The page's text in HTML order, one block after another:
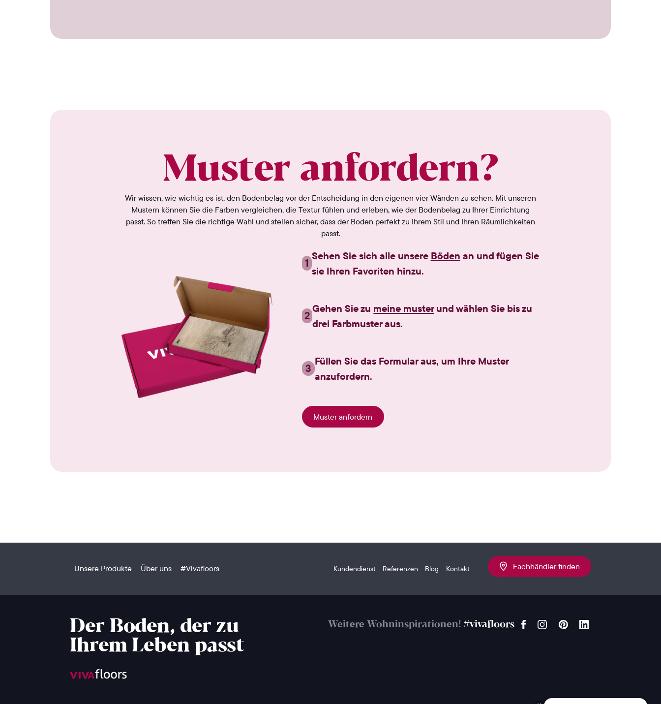
Muster anfordern?
Wir wissen, wie wichtig es ist, den Bodenbelag vor der Entscheidung in den eigenen vier Wänden zu sehen. Mit unseren
Mustern können Sie die Farben vergleichen, die Textur fühlen und erleben, wie der Bodenbelag zu Ihrer Einrichtung
passt. So treffen Sie die richtige Wahl und stellen sicher, dass der Boden perfekt zu Ihrem Stil und Ihren Räumlichkeiten
passt.
1
Sehen Sie sich alle unsere Böden an und fügen Sie
sie Ihren Favoriten hinzu.
2
Gehen Sie zu meine musterund wählen Sie bis zu
drei Farbmuster aus.
3
Füllen Sie das Formular aus, um Ihre Muster
anzufordern.
Muster anfordern
Unsere Produkte Über uns #Vivafloors Kundendienst Referenzen Blog Kontakt Fachhändler finden
Der Boden, der zu
Ihrem Leben passt
Weitere Wohninspirationen! #vivafloors